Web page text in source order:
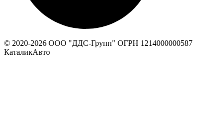
© 2020-2026 ООО "ДДС-Групп" ОГРН 1214000000587
КаталикАвто